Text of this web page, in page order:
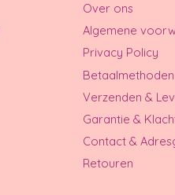
Over ons
Algemene
Privacy Policy
Betaalmethoden
Verzenden &
Garantie &
Contact &
Retouren